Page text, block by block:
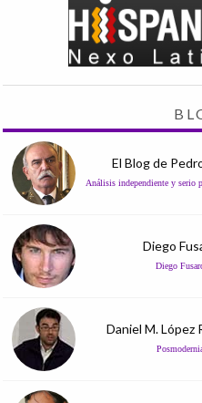
El Blog de
Análisis independiente y serio
Diego
Diego
Daniel M. López